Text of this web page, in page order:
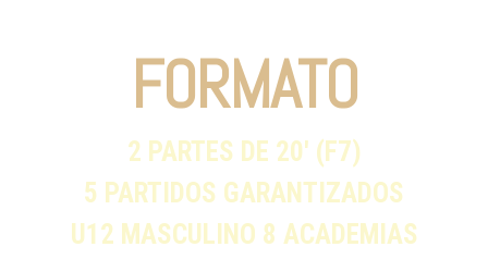
FORMATO
2 PARTES DE 20′ (F7)
5 PARTIDOS GARANTIZADOS
U12 MASCULINO 8 ACADEMIAS